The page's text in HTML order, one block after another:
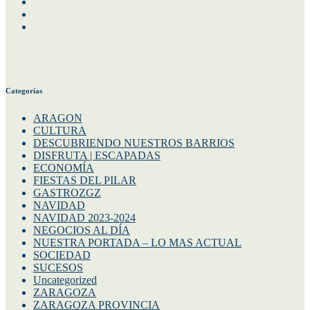
Categorías
ARAGON
CULTURA
DESCUBRIENDO NUESTROS BARRIOS
DISFRUTA | ESCAPADAS
ECONOMÍA
FIESTAS DEL PILAR
GASTROZGZ
NAVIDAD
NAVIDAD 2023-2024
NEGOCIOS AL DÍA
NUESTRA PORTADA – LO MAS ACTUAL
SOCIEDAD
SUCESOS
Uncategorized
ZARAGOZA
ZARAGOZA PROVINCIA